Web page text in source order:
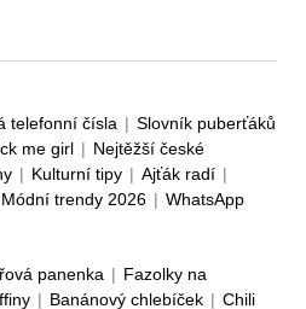
telefonní čísla | Slovník puberťáků
me girl | Nejtěžší české
| Kulturní tipy | Ajťák radí |
Módní trendy 2026 | WhatsApp
panenka | Fazolky na
| Banánový chlebíček | Chili